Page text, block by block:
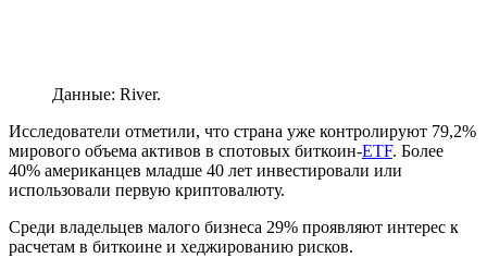
Данные: River.
Исследователи отметили, что страна уже контролируют 79,2%
мирового объема активов в спотовых биткоин-ETF. Более
40% американцев младше 40 лет инвестировали или
использовали первую криптовалюту.
Среди владельцев малого бизнеса 29% проявляют интерес к
расчетам в биткоине и хеджированию рисков.